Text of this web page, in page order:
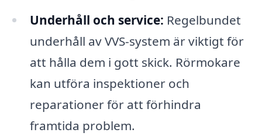
Underhåll och service: Regelbundet
underhåll av VVS-system är viktigt för
att hålla dem i gott skick. Rörmokare
kan utföra inspektioner och
reparationer för att förhindra
framtida problem.